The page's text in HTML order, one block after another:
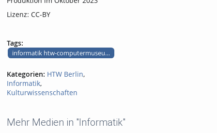
Lizenz: CC-BY
Tags:
informatik htw-computermuseum audiotour btx bildschirmtext
Kategorien: HTW Berlin,
Informatik,
Kulturwissenschaften
Mehr Medien in "Informatik"